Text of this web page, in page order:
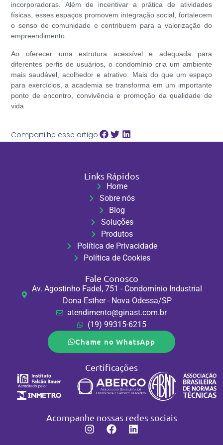
incorporadoras. Além de incentivar a prática de atividades
físicas, esses espaços promovem integração social, fortalecem
o senso de comunidade e contribuem para a valorização do
empreendimento.
Ao oferecer uma estrutura acessível e adequada para
diferentes perfis de usuários, o condomínio cria um ambiente
mais saudável, acolhedor e atrativo. Mais do que um espaço
para exercícios, a academia se transforma em um importante
ponto de encontro, convivência e promoção da qualidade de
vida
Compartilhe esse artigo
Links Rápidos
Home
Sobre nós
Blog
Soluções
Produtos
Política de Privacidade
Política de Cookies
Fale Conosco
Av. Agostinho Fadel, 751 - Condomínio Industrial
Dona Esther - Nova Odessa/SP
atendimento@ginast.com.br
(19) 99315-6215
Chame no WhatsApp
Certificações
Acompanhe nossas redes sociais